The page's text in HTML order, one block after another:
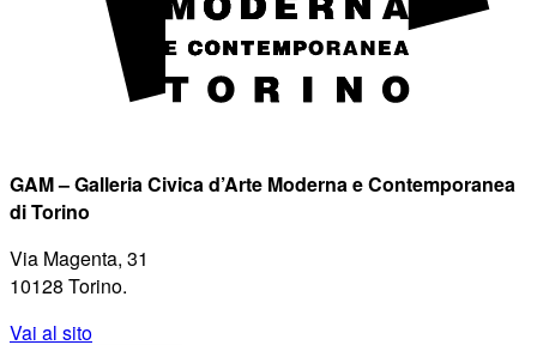
GAM – Galleria Civica d’Arte Moderna e Contemporanea
di Torino
Via Magenta, 31
10128 Torino.
Vai al sito